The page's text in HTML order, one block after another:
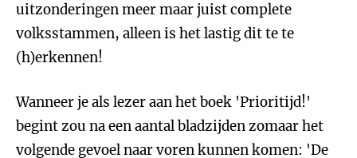
uitzonderingen meer maar juist complete
volksstammen, alleen is het lastig dit te te
(h)erkennen!
Wanneer je als lezer aan het boek 'Prioritijd!'
begint zou na een aantal bladzijden zomaar het
volgende gevoel naar voren kunnen komen: 'De